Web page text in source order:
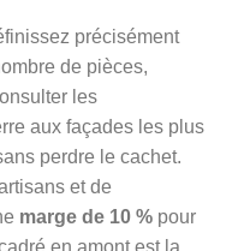
précisément
de pièces,
les
aux façades les plus
perdre le cachet.
et de
marge de 10 % pour